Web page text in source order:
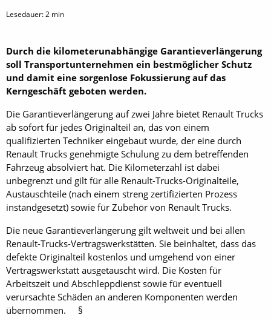
Lesedauer:2 min
Durch die ­kilometerunabhängige ­Garantieverlängerung
soll Transportunternehmen ein bestmöglicher Schutz
und damit eine sorgenlose Fokussierung auf das
Kerngeschäft geboten werden.
Die Garantieverlängerung auf zwei Jahre bietet Renault Trucks
ab sofort für jedes Originalteil an, das von einem
qualifizierten Techniker eingebaut wurde, der eine durch
Renault Trucks genehmigte Schulung zu dem betreffenden
Fahrzeug absolviert hat. Die Kilometerzahl ist dabei
unbegrenzt und gilt für alle Renault-Trucks-­Originalteile,
Austauschteile (nach einem streng zertifizierten Prozess
instandgesetzt) sowie für Zubehör von Renault Trucks.
Die neue Garantieverlängerung gilt weltweit und bei allen
Renault-Trucks-Vertragswerkstätten. Sie beinhaltet, dass das
defekte Originalteil kostenlos und umgehend von einer
Vertragswerkstatt ausgetauscht wird. Die Kosten für
Arbeitszeit und Abschleppdienst sowie für eventuell
verursachte Schäden an anderen Komponenten werden
übernommen. §